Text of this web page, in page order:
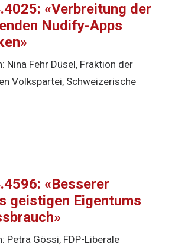
«Verbreitung der
Nudify-Apps
Nina Fehr Düsel, Fraktion der
Volkspartei, Schweizerische
«Besserer
geistigen Eigentums
Petra Gössi, FDP-Liberale